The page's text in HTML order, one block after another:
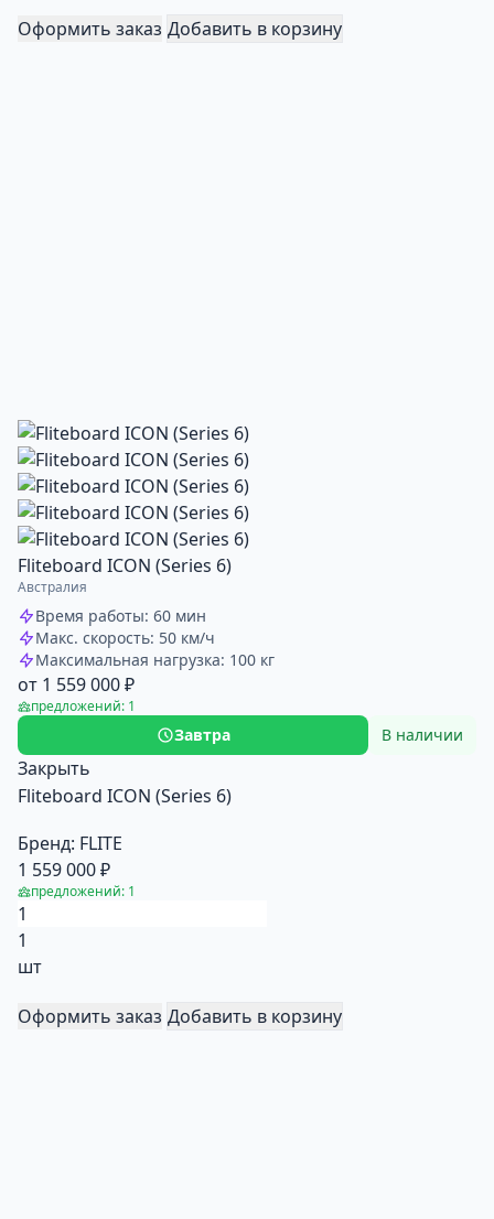
Оформить заказ Добавить в корзину
Fliteboard ICON (Series 6)
Австралия
Время работы: 60 мин
Макс. скорость: 50 км/ч
Максимальная нагрузка: 100 кг
от 1 559 000 ₽
предложений: 1
Завтра В наличии
Закрыть
Fliteboard ICON (Series 6)
Бренд: FLITE
1 559 000 ₽
предложений: 1
1
шт
Оформить заказ Добавить в корзину